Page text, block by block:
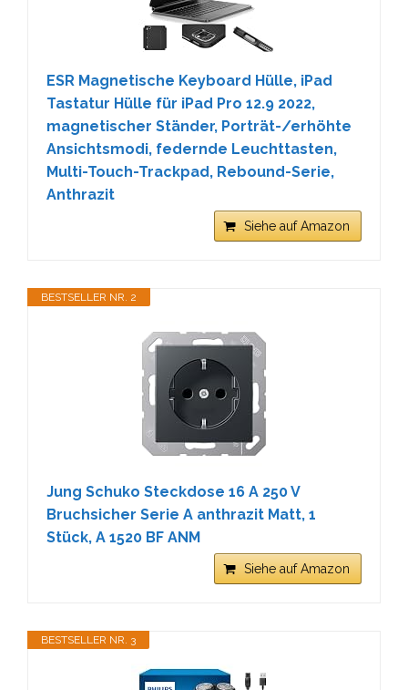
ESR Magnetische Keyboard Hülle, iPad
Tastatur Hülle für iPad Pro 12.9 2022,
magnetischer Ständer, Porträt-/erhöhte
Ansichtsmodi, federnde Leuchttasten,
Multi-Touch-Trackpad, Rebound-Serie,
Anthrazit
Siehe auf Amazon
BESTSELLER NR. 2
Jung Schuko Steckdose 16 A 250 V
Bruchsicher Serie A anthrazit Matt, 1
Stück, A 1520 BF ANM
Siehe auf Amazon
BESTSELLER NR. 3